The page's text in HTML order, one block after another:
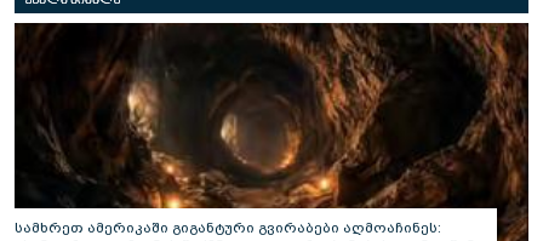
სამხრეთ ამერიკაში გიგანტური გვირაბები აღმოაჩინეს: